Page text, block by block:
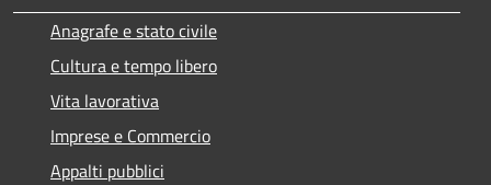
Anagrafe e stato civile
Cultura e tempo libero
Vita lavorativa
Imprese e Commercio
Appalti pubblici